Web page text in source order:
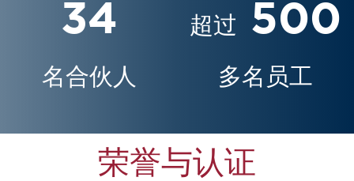
34
名合伙人
超过 500
多名员工
荣誉与认证